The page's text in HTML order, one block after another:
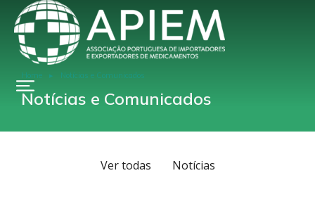
You are here:
Home Notícias e Comunicados
Notícias e Comunicados
Ver todas Notícias